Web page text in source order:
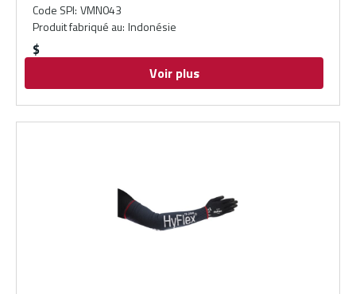
Code SPI: VMN043
Produit fabriqué au: Indonésie
$
Voir plus